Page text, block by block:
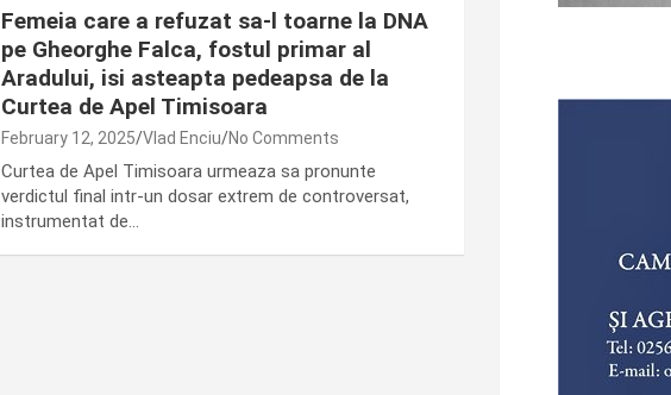
Femeia care a refuzat sa-l toarne la DNA
pe Gheorghe Falca, fostul primar al
Aradului, isi asteapta pedeapsa de la
Curtea de Apel Timisoara
February 12, 2025 Vlad Enciu No Comments
Curtea de Apel Timisoara urmeaza sa pronunte
verdictul final intr-un dosar extrem de controversat,
instrumentat de…